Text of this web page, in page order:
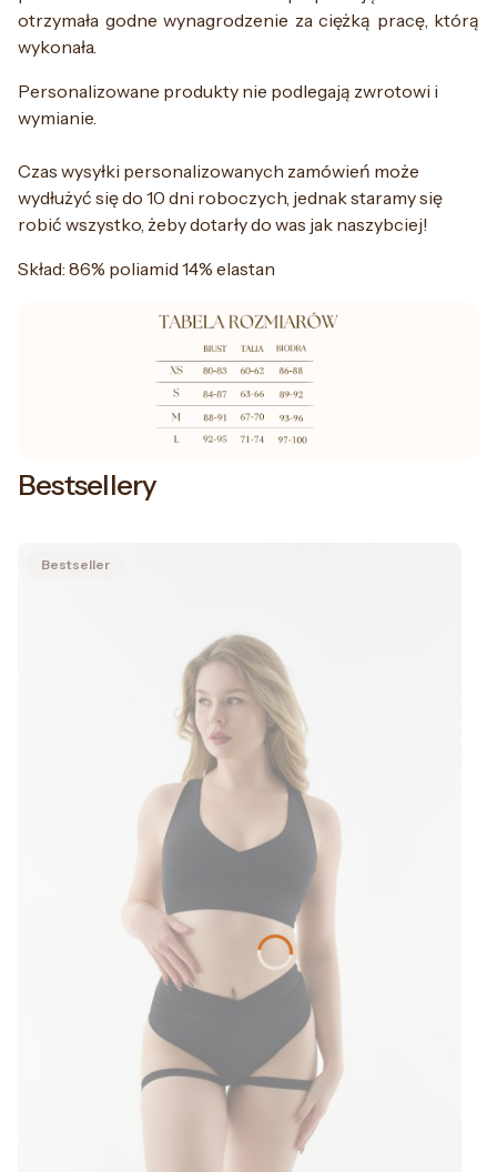
otrzymała godne wynagrodzenie za ciężką pracę, którą
wykonała.
Personalizowane produkty nie podlegają zwrotowi i
wymianie.
Czas wysyłki personalizowanych zamówień może
wydłużyć się do 10 dni roboczych, jednak staramy się
robić wszystko, żeby dotarły do was jak naszybciej!
Skład: 86% poliamid 14% elastan
Bestsellery
Bestseller